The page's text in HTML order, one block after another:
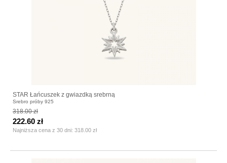
STAR Łańcuszek z gwiazdką srebrną
Srebro próby 925
318.00 zł
Najniższa cena z 30 dni: 318.00 zł
222.60 zł